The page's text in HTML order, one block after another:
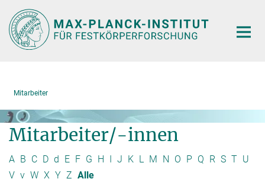
Hauptinhalt
Mitarbeiter
Mitarbeiter/-innen
A B C D d E F G H J K L M N O P Q R S T U
V v W X Y Z Alle